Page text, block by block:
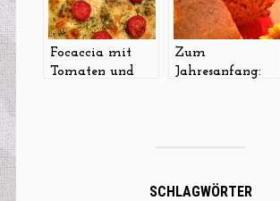
Focaccia mit
Tomaten und
Zum
Jahresanfang:
SCHLAGWÖRTER